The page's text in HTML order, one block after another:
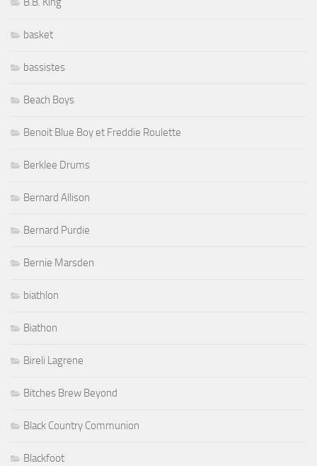
basket
bassistes
Beach Boys
Benoit Blue Boy et Freddie Roulette
Berklee Drums
Bernard Allison
Bernard Purdie
Bernie Marsden
biathlon
Biathon
Bireli Lagrene
Bitches Brew Beyond
Black Country Communion
Blackfoot